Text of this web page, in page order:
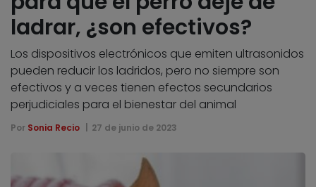
ladrar, ¿son efectivos?
Los dispositivos electrónicos que emiten ultrasonidos
pueden reducir los ladridos, pero no siempre son
efectivos y a veces tienen efectos secundarios
perjudiciales para el bienestar del animal
Por Sonia Recio 27 de junio de 2023